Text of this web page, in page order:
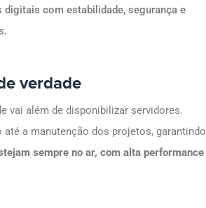
com estabilidade, segurança e
verdade
vai além de disponibilizar servidores.
até a manutenção dos projetos, garantindo
sempre no ar, com alta performance